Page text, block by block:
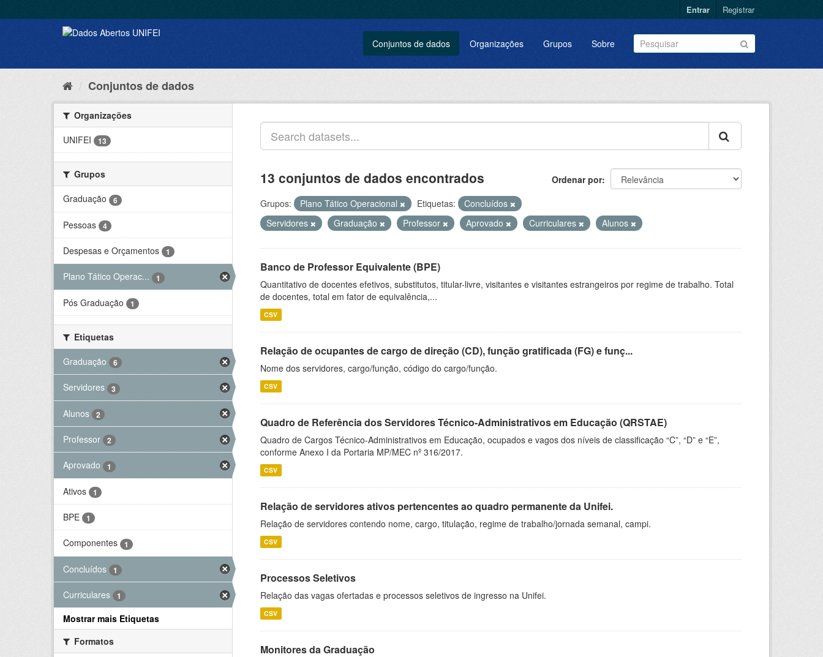
Entrar Registrar
Conjuntos de dados Organizações Grupos Sobre
Conjuntos de dados
Organizações
UNIFEI
13
Grupos
Graduação
6
Pessoas 4
Despesas e Orçamentos 1
Plano Tático Operac... 1
Pós Graduação 1
Etiquetas
Graduação
6
Servidores 3
Alunos 2
Professor 2
Aprovado 1
Ativos 1
BPE 1
Componentes 1
Concluídos 1
Curriculares 1
Mostrar mais Etiquetas
Formatos
Ordenar por
13 conjuntos de dados encontrados
Grupos: Plano Tático Operacional Etiquetas:
Concluídos
Servidores
Graduação Professor Aprovado Curriculares Alunos
Banco de Professor Equivalente (BPE)
Quantitativo de docentes efetivos, substitutos, titular-livre, visitantes e visitantes estrangeiros por regime de trabalho. Total
de docentes, total em fator de equivalência,...
CSV
Relação de ocupantes de cargo de direção (CD), função gratificada (FG) e funç...
Nome dos servidores, cargo/função, código do cargo/função.
CSV
Quadro de Referência dos Servidores Técnico-Administrativos em Educação (QRSTAE)
Quadro de Cargos Técnico-Administrativos em Educação, ocupados e vagos dos níveis de classificação “C”, “D” e “E”,
conforme Anexo I da Portaria MP/MEC nº 316/2017.
CSV
Relação de servidores ativos pertencentes ao quadro permanente da Unifei.
Relação de servidores contendo nome, cargo, titulação, regime de trabalho/jornada semanal, campi.
CSV
Processos Seletivos
Relação das vagas ofertadas e processos seletivos de ingresso na Unifei.
CSV
Monitores da Graduação